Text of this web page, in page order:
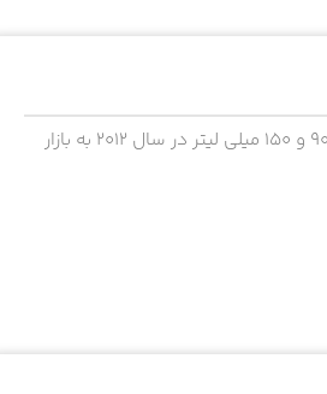
ویکتور اند رولف اسپایس بمب عطری مردانه، گرم و تلخ است. این ادو تویلت با حجم ۹۰ و ۱۵۰ میلی لیتر در سال ۲۰۱۲ به بازار